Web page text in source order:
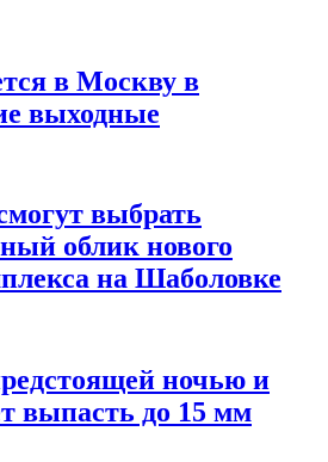
в Москву в
выходные
выбрать
облик нового
на Шаболовке
ночью и
выпасть до 15 мм